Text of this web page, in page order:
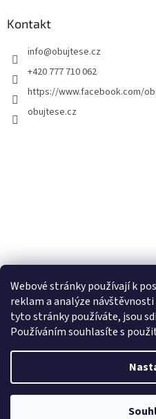
Webové stránky používají k
reklam a analýze
tyto stránky používáte, jsou
Používáním souhlasíte s
Kontakt
info@obujtese.cz
+420 777 710 062
https://www.facebook.com/
obujtese.cz
Copyright 2026Obujtese.cz-